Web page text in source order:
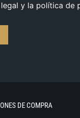
y la política de
DE COMPRA